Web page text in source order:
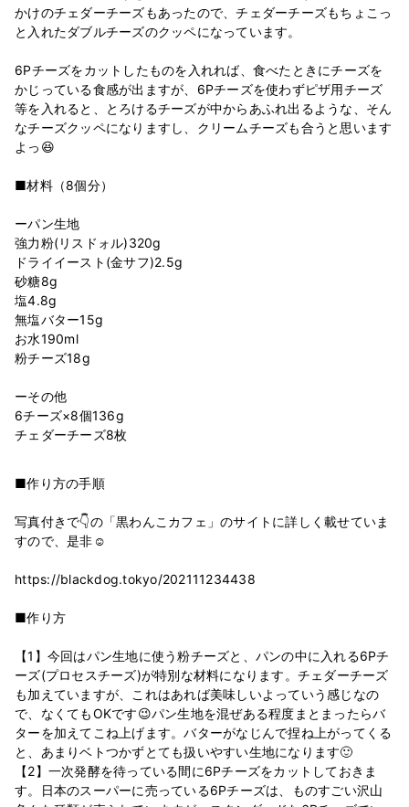
かけのチェダーチーズもあったので、チェダーチーズもちょこっ
と入れたダブルチーズのクッペになっています。
6Pチーズをカットしたものを入れれば、食べたときにチーズを
かじっている食感が出ますが、6Pチーズを使わずピザ用チーズ
等を入れると、とろけるチーズが中からあふれ出るような、そん
なチーズクッペになりますし、クリームチーズも合うと思います
よっ😆
■材料（8個分）
ーパン生地
強力粉(リスドォル)320g
ドライイースト(金サフ)2.5g
砂糖8g
塩4.8g
無塩バター15g
お水190ml
粉チーズ18g
ーその他
6チーズ×8個136g
■作り方の手順
写真付きで👇の「黒わんこカフェ」のサイトに詳しく載せていま
すので、是非☺️
https://blackdog.tokyo/202111234438
■作り方
【1】今回はパン生地に使う粉チーズと、パンの中に入れる6Pチ
ーズ(プロセスチーズ)が特別な材料になります。チェダーチーズ
も加えていますが、これはあれば美味しいよっていう感じなの
で、なくてもOKです😉パン生地を混ぜある程度まとまったらバ
ターを加えてこね上げます。バターがなじんで捏ね上がってくる
と、あまりベトつかずとても扱いやすい生地になります🙂
【2】一次発酵を待っている間に6Pチーズをカットしておきま
す。日本のスーパーに売っている6Pチーズは、ものすごい沢山